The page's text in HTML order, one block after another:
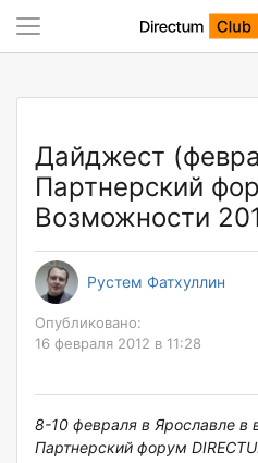
Дайджест
Партнерский
Возможности
Рустем Фатхуллин
Опубликовано:
16 февраля 2012 в 11:28
8-10 февраля в Ярославле в
Партнерский форум